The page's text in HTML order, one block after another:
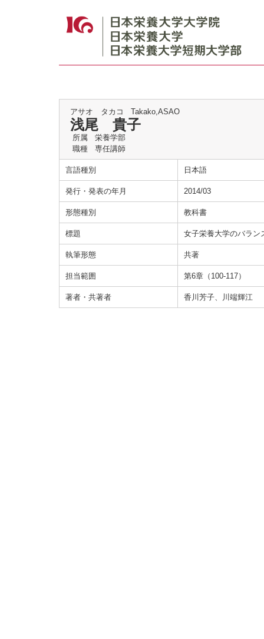
アサオ タカコ Takako,ASAO
浅尾 貴子
所属
栄養学部
職種
専任講師
言語種別 日本語
発行・発表の年月 2014/03
形態種別 教科書
標題 女子栄養大学のバラン
執筆形態 共著
担当範囲 第6章（100-117）
著者・共著者 香川芳子、川端輝江